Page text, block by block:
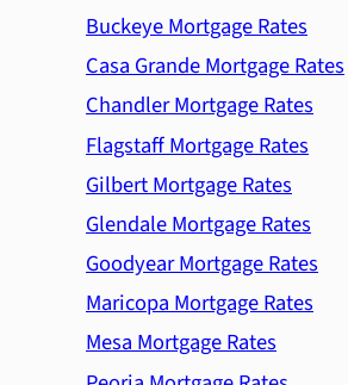
Buckeye Mortgage Rates
Casa Grande Mortgage Rates
Chandler Mortgage Rates
Flagstaff Mortgage Rates
Gilbert Mortgage Rates
Glendale Mortgage Rates
Goodyear Mortgage Rates
Maricopa Mortgage Rates
Mesa Mortgage Rates